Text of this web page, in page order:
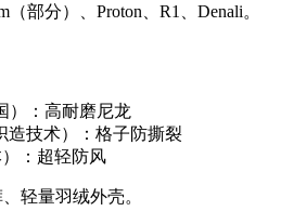
部分）、Proton、R1、Denali。
）：高耐磨尼龙
造技术）：格子防撕裂
）：超轻防风
轻量羽绒外壳。